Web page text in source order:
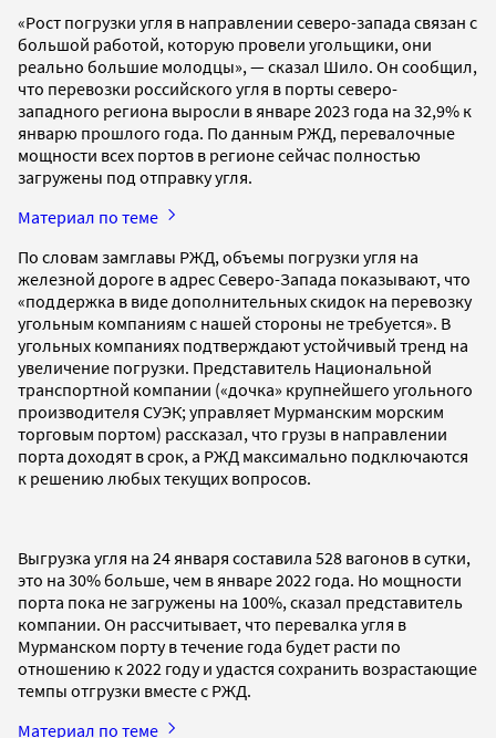
«Рост погрузки угля в направлении северо-запада связан с
большой работой, которую провели угольщики, они
реально большие молодцы», — сказал Шило. Он сообщил,
что перевозки российского угля в порты северо-
западного региона выросли в январе 2023 года на 32,9% к
январю прошлого года. По данным РЖД, перевалочные
мощности всех портов в регионе сейчас полностью
загружены под отправку угля.
Материал по теме
По словам замглавы РЖД, объемы погрузки угля на
железной дороге в адрес Северо-Запада показывают, что
«поддержка в виде дополнительных скидок на перевозку
угольным компаниям с нашей стороны не требуется». В
угольных компаниях подтверждают устойчивый тренд на
увеличение погрузки. Представитель Национальной
транспортной компании («дочка» крупнейшего угольного
производителя СУЭК; управляет Мурманским морским
торговым портом) рассказал, что грузы в направлении
порта доходят в срок, а РЖД максимально подключаются
к решению любых текущих вопросов.
Выгрузка угля на 24 января составила 528 вагонов в сутки,
это на 30% больше, чем в январе 2022 года. Но мощности
порта пока не загружены на 100%, сказал представитель
компании. Он рассчитывает, что перевалка угля в
Мурманском порту в течение года будет расти по
отношению к 2022 году и удастся сохранить возрастающие
темпы отгрузки вместе с РЖД.
Материал по теме